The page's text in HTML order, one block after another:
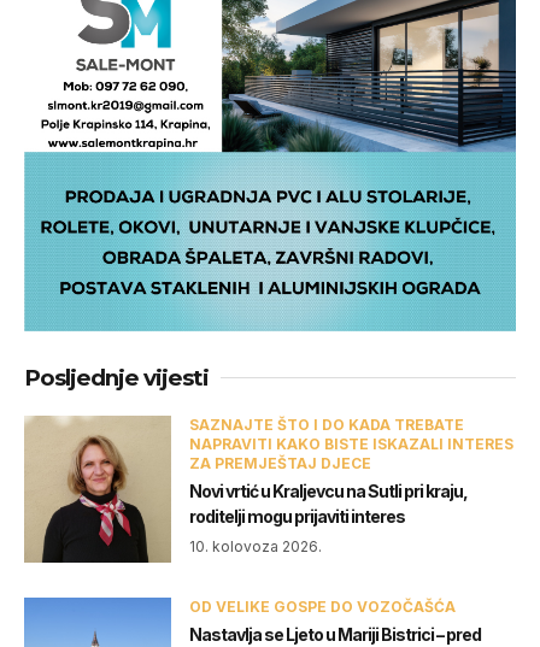
Posljednje vijesti
SAZNAJTE ŠTO I DO KADA TREBATE
NAPRAVITI KAKO BISTE ISKAZALI INTERES
ZA PREMJEŠTAJ DJECE
Novi vrtić u Kraljevcu na Sutli pri kraju,
roditelji mogu prijaviti interes
10. kolovoza 2026.
OD VELIKE GOSPE DO VOZOČAŠĆA
Nastavlja se Ljeto u Mariji Bistrici – pred